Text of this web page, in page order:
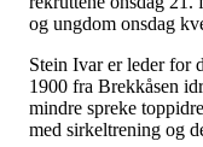
og ungdom onsdag
Stein Ivar er leder for
1900 fra Brekkåsen
mindre spreke
med sirkeltrening og